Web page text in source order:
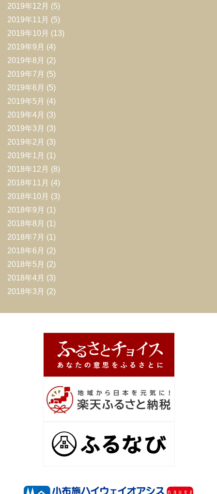
2019年12月 (5)
2019年11月 (5)
2019年10月 (13)
2019年9月 (4)
2019年8月 (2)
2019年7月 (5)
2019年6月 (5)
2019年5月 (4)
2019年4月 (3)
2019年3月 (3)
2019年2月 (3)
2019年1月 (1)
2018年12月 (8)
2018年11月 (4)
2018年10月 (3)
2018年9月 (1)
2018年8月 (1)
2018年7月 (1)
2018年6月 (2)
2018年5月 (2)
2018年4月 (3)
2018年3月 (2)